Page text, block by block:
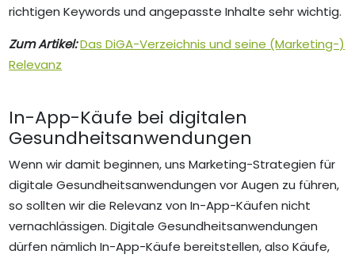
richtigen Keywords und angepasste Inhalte sehr wichtig.
Zum Artikel:Das DiGA-Verzeichnis und seine (Marketing-)
Relevanz
In-App-Käufe bei digitalen
Gesundheitsanwendungen
Wenn wir damit beginnen, uns Marketing-Strategien für
digitale Gesundheitsanwendungen vor Augen zu führen,
so sollten wir die Relevanz von In-App-Käufen nicht
vernachlässigen. Digitale Gesundheitsanwendungen
dürfen nämlich In-App-Käufe bereitstellen, also Käufe,